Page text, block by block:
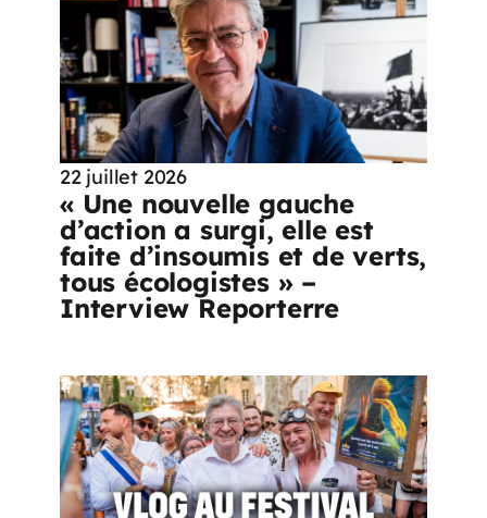
22 juillet 2026
« Une nouvelle gauche
d’action a surgi, elle est
faite d’insoumis et de verts,
tous écologistes » –
Interview Reporterre